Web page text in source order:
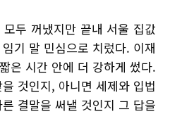
두 꺼냈지만 끝내 서울 집값
기 말 민심으로 치렀다. 이재
은 시간 안에 더 강하게 썼다.
것인지, 아니면 세제와 입법
결말을 써낼 것인지 그 답을